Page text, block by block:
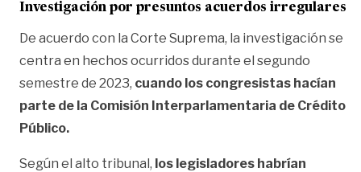
Investigación por presuntos acuerdos irregulares
De acuerdo con la Corte Suprema, la investigación se
centra en hechos ocurridos durante el segundo
semestre de 2023, cuando los congresistas hacían
parte de la Comisión Interparlamentaria de Crédito
Público.
Según el alto tribunal, los legisladores habrían